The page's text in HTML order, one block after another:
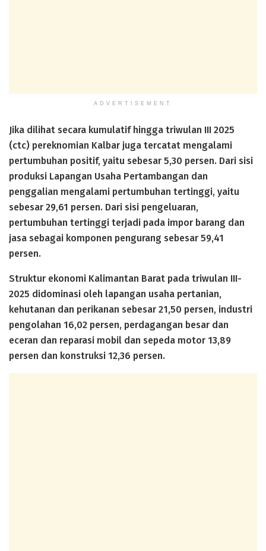
ADVERTISEMENT
Jika dilihat secara kumulatif hingga triwulan III 2025
(ctc) pereknomian Kalbar juga tercatat mengalami
pertumbuhan positif, yaitu sebesar 5,30 persen. Dari sisi
produksi Lapangan Usaha Pertambangan dan
penggalian mengalami pertumbuhan tertinggi, yaitu
sebesar 29,61 persen. Dari sisi pengeluaran,
pertumbuhan tertinggi terjadi pada impor barang dan
jasa sebagai komponen pengurang sebesar 59,41
persen.
Struktur ekonomi Kalimantan Barat pada triwulan III-
2025 didominasi oleh lapangan usaha pertanian,
kehutanan dan perikanan sebesar 21,50 persen, industri
pengolahan 16,02 persen, perdagangan besar dan
eceran dan reparasi mobil dan sepeda motor 13,89
persen dan konstruksi 12,36 persen.